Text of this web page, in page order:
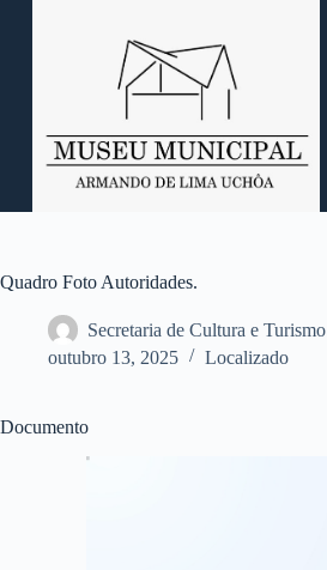
o
n
Quadro Foto Autoridades.
Secretaria de Cultura e Turismo
outubro 13, 2025
Localizado
Documento